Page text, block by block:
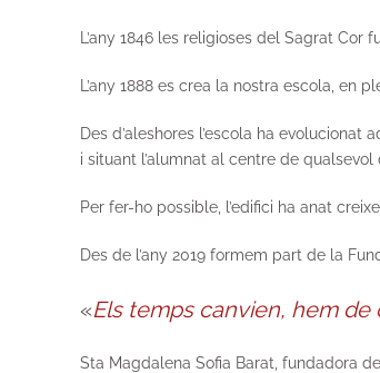
L’any 1846 les religioses del Sagrat Cor
L’any 1888 es crea la nostra escola, en
Des d’aleshores l’escola ha
i situant l’alumnat al centre de
Per fer-ho possible, l’edifici ha anat
Des de l’any 2019 formem part de la
«Els temps canvien, hem de
Sta Magdalena Sofia Barat, fundadora